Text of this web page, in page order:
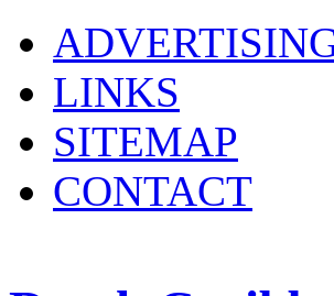
LINKS
SITEMAP
CONTACT